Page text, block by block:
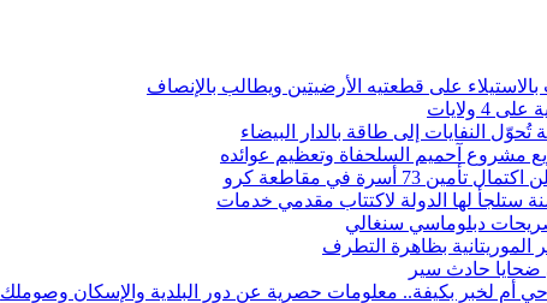
على قطعتيه الأرضيتين ويطالب بالإنصاف
النفايات إلى طاقة بالدار البيضاء
مشروع آحميم السلحفاة وتعظيم عوائده
73 أسرة في مقاطعة كرو
دبلوماسي سنغالي
الموريتانية بظاهرة التطرف
ضحايا حادث سير
أم لخبر بكيفة.. معلومات حصرية عن دور البلدية والإسكان وصوملك